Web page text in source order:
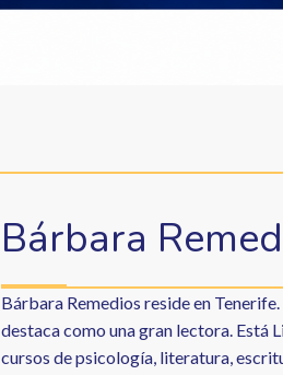
Bárbara
Bárbara Remedios reside en Tenerife. Desde su más temprana infancia se ha sentido atraída por el mundo de las palabras, por lo que
destaca como una gran lectora. Está
cursos de psicología, literatura,